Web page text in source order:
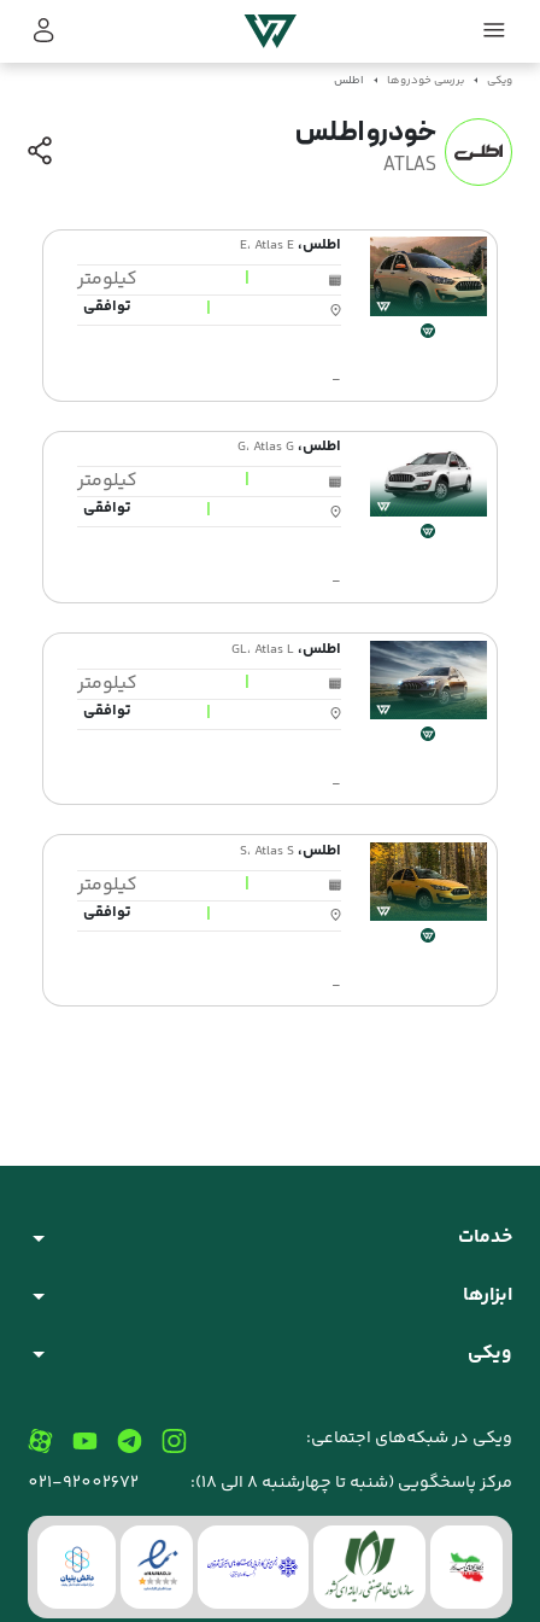
ویکی بررسی خودروها اطلس
خودرو اطلس
ATLAS
اطلس،E، Atlas E
|
کیلومتر
|
توافقی
-
اطلس،G، Atlas G
|
کیلومتر
|
توافقی
-
اطلس،GL، Atlas L
|
کیلومتر
|
توافقی
-
اطلس،S، Atlas S
|
کیلومتر
|
توافقی
-
خدمات
ابزارها
ویکی
ویکی در شبکه‌های اجتماعی:
مرکز پاسخگویی (شنبه تا چهارشنبه 8 الی 18):
021-92002672